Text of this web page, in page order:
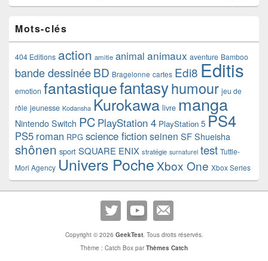
Mots-clés
404 Editions action amitie animal animaux aventure Bamboo
bande dessinéeBD Bragelonne cartes Edi8 Editis
emotion fantastiquefantasyhumour jeu de
rôle jeunesse Kodansha Kurokawa livre manga
Nintendo Switch PC PlayStation 4 PlayStation 5 PS4
PS5 roman RPG science fictionseinen SF Shueisha
shônen sport SQUARE ENIX stratégie surnaturel test Tuttle-
Mori Agency Univers Poche Xbox One Xbox Series
Copyright © 2026 GeekTest. Tous droits réservés.
Thème : Catch Box parThèmes Catch